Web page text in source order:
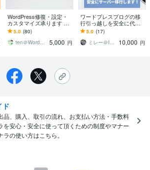
WordPress修復・設定・
カスタマイズ承ります 要
望に沿って柔軟に対応い
たします
5.0 (80)
ten＠WordPress
5,000 円
ワードプレスブログの移
行引っ越しを安全に代行
します 自分でブログを移
転するのが心配な人はプ
ロにお任せください！
5.0 (17)
ミレー＠ITエンジニアブロガー
10,000 円
ド
品、購入、取引の流れ、お支払い方法・手数料
を安心・安全に使って頂くための制度やマナー
の使い方はこちら。